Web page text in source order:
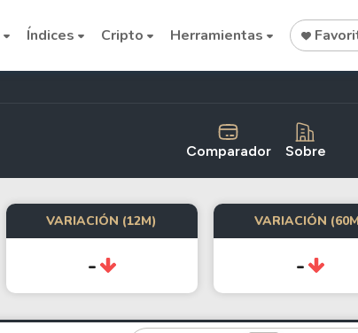
Índices Cripto Herramientas
Search
Cryptocurrencies
Bitcoin
Ethereum
Binance Coin (BNB)
Comparador Sobre
VARIACIÓN (12M)
-
VARIACIÓN
-